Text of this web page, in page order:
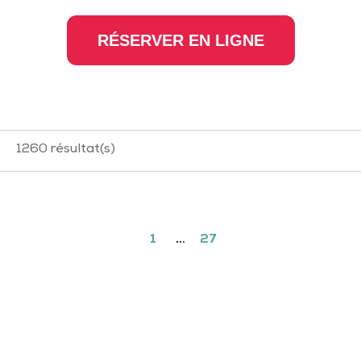
RÉSERVER EN LIGNE
1260 résultat(s)
1 … 27